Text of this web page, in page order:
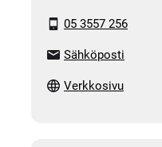
05 3557 256
Sähköposti
Verkkosivu